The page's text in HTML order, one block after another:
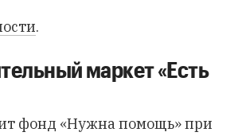
.
маркет «Есть
фонд «Нужна помощь» при